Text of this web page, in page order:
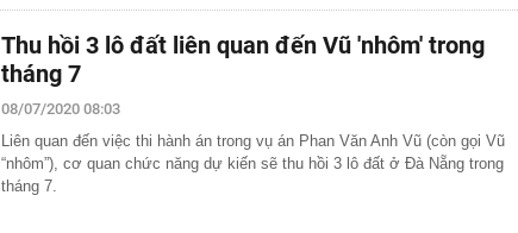
Thu hồi 3 lô đất liên quan đến Vũ 'nhôm' trong
tháng 7
08/07/2020 08:03
Liên quan đến việc thi hành án trong vụ án Phan Văn Anh Vũ (còn gọi Vũ
“nhôm”), cơ quan chức năng dự kiến sẽ thu hồi 3 lô đất ở Đà Nẵng trong
tháng 7.